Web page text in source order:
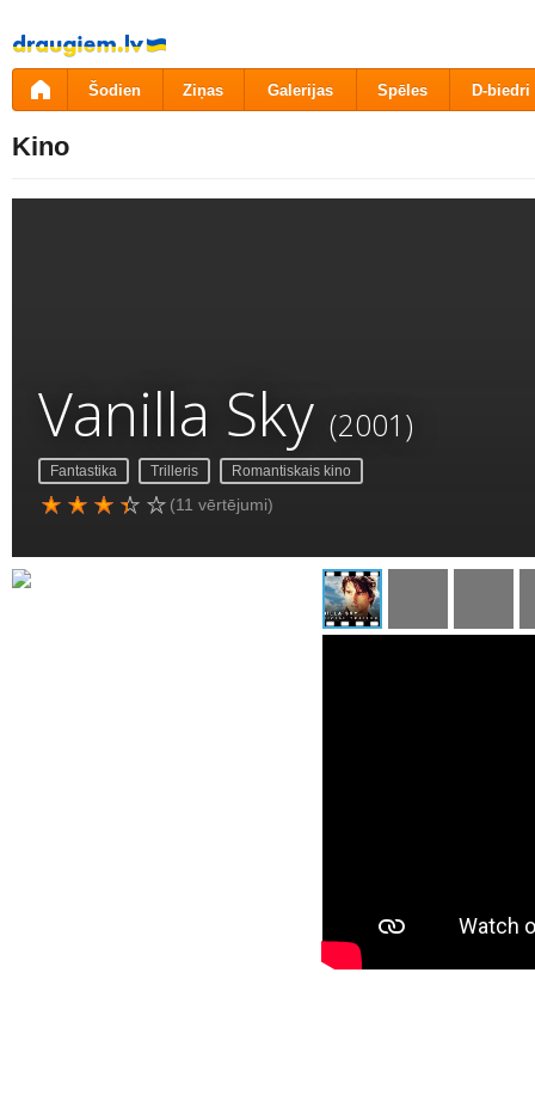
Pāriet
uz
saturu
Šodien Ziņas Galerijas Spēles D-biedri
Kino
Vanilla Sky (2001)
Fantastika Trilleris Romantiskais kino
(11 vērtējumi)